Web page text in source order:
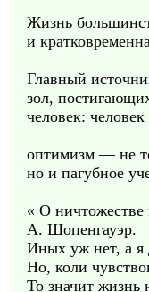
Жизнь
и
Главный
зол,
человек:
оптимизм — не
но и пагубное
« О ничтожестве
А. Шопенгауэр.
Иных уж нет, а я
Но, коли
То значит жизнь